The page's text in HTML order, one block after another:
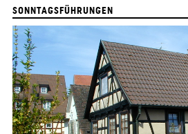
SONNTAGSFÜHRUNGEN